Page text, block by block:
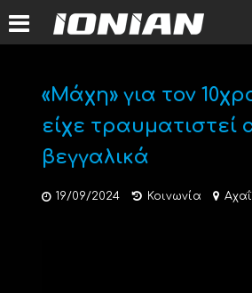
«Μάχη» για τον
είχε τραυματιστεί
βεγγαλικά
19/09/2024 Κοινωνία